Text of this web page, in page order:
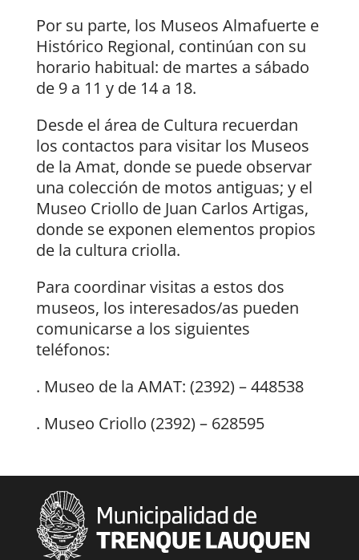
Por su parte, los Museos Almafuerte e
Histórico Regional, continúan con su
horario habitual: de martes a sábado
de 9 a 11 y de 14 a 18.
Desde el área de Cultura recuerdan
los contactos para visitar los Museos
de la Amat, donde se puede observar
una colección de motos antiguas; y el
Museo Criollo de Juan Carlos Artigas,
donde se exponen elementos propios
de la cultura criolla.
Para coordinar visitas a estos dos
museos, los interesados/as pueden
comunicarse a los siguientes
teléfonos:
. Museo de la AMAT: (2392) – 448538
. Museo Criollo (2392) – 628595